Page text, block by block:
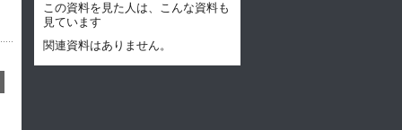
この資料を見た人は、こんな資料も
見ています
関連資料はありません。